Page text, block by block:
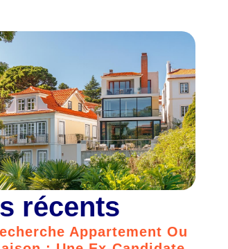
récents
Appartement Ou